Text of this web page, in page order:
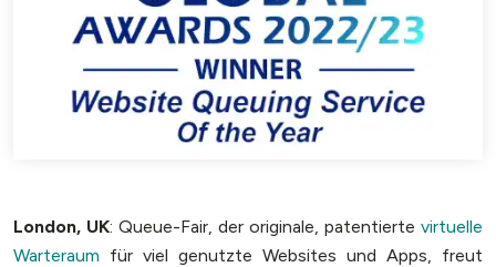
London, UK: Queue-Fair, der originale, patentierte virtuelle
Warteraum für viel genutzte Websites und Apps, freut